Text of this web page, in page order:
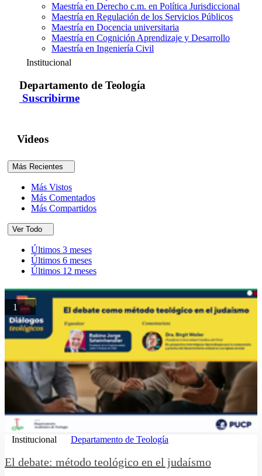
Maestría en Derecho c.m. en Política Jurisdiccional
Maestría en Regulación de los Servicios Públicos
Maestría en Docencia universitaria
Maestría en Cognición Aprendizaje y Desarrollo
Maestría en Ingeniería Civil
Institucional
Departamento de Teología
Suscribirme
Videos
Más Recientes
Más Vistos
Más Comentados
Más Compartidos
Ver Todo
Últimos 3 meses
Últimos 6 meses
Últimos 12 meses
1
Institucional Departamento de Teología
El debate: método teológico en el judaísmo